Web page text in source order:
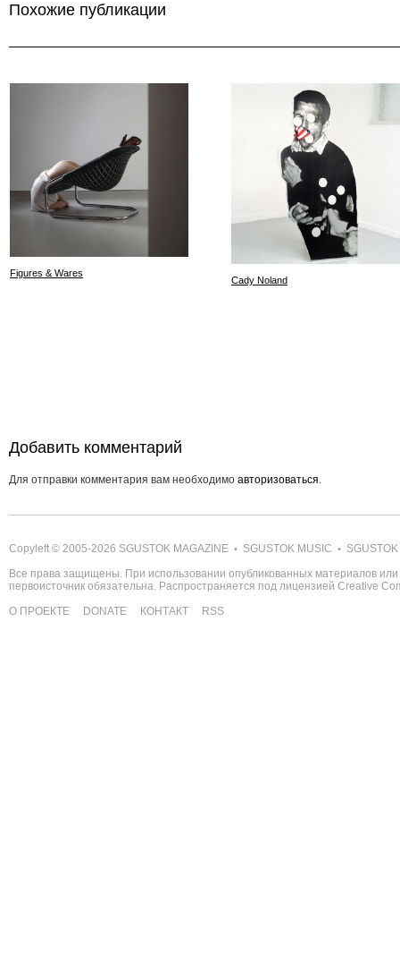
Похожие публикации
Figures & Wares
Cady Noland
Добавить комментарий
Для отправки комментария вам необходимо авторизоваться.
Copyleft © 2005-2026 SGUSTOK MAGAZINE • SGUSTOK MUSIC •
Все права защищены. При использовании опубликованных материалов
первоисточник обязательна. Распространяется под лицензией Creative
О ПРОЕКТЕ
DONATE КОНТАКТ RSS